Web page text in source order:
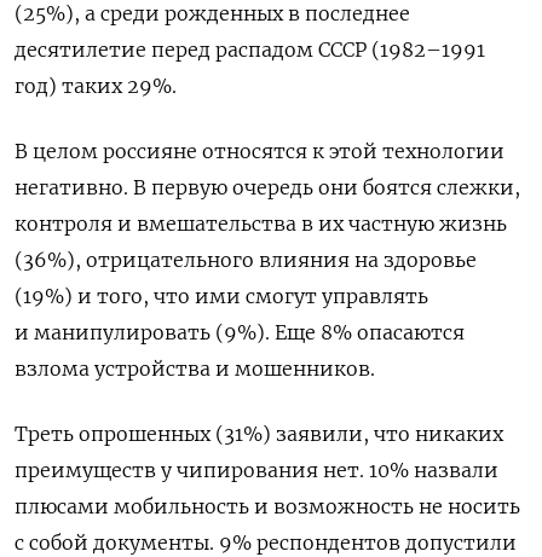
(25%), а среди рожденных в последнее
десятилетие перед распадом СССР (1982–1991
год) таких 29%.
В целом россияне относятся к этой технологии
негативно. В первую очередь они боятся слежки,
контроля и вмешательства в их частную жизнь
(36%), отрицательного влияния на здоровье
(19%) и того, что ими смогут управлять
и манипулировать (9%). Еще 8% опасаются
взлома устройства и мошенников.
Треть опрошенных (31%) заявили, что никаких
преимуществ у чипирования нет. 10% назвали
плюсами мобильность и возможность не носить
с собой документы. 9% респондентов допустили